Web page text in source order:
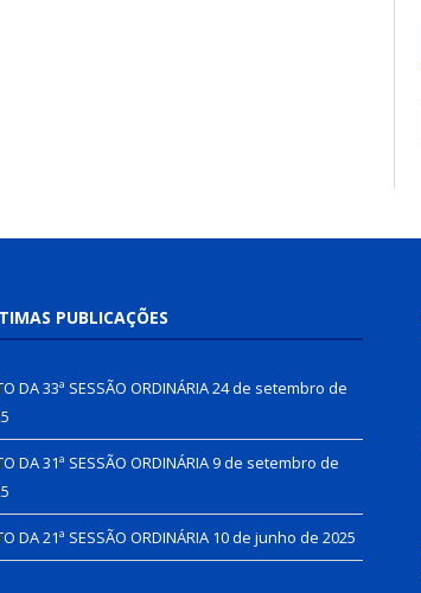
PUBLICAÇÕES
DA 33ª SESSÃO ORDINÁRIA24 de setembro de
DA 31ª SESSÃO ORDINÁRIA9 de setembro de
DA 21ª SESSÃO ORDINÁRIA 10 de junho de 2025